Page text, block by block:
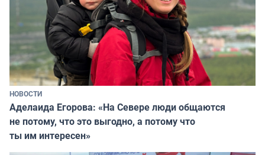
НОВОСТИ
Аделаида Егорова: «На Севере люди общаются
не потому, что это выгодно, а потому что
ты им интересен»